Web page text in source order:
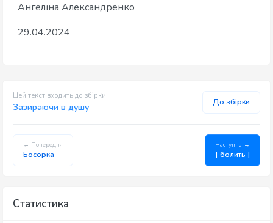
Ангеліна Александренко
29.04.2024
Цей текст входить до збірки
Зазираючи в душу До збірки
← Попередня
Босорка
Наступна →
[ болить ]
Статистика